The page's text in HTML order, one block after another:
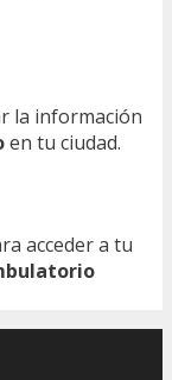
la información
en tu ciudad.
acceder a tu